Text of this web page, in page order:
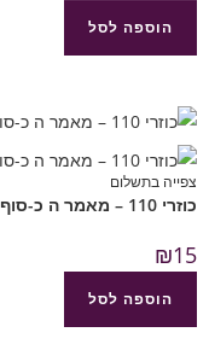
הוספה לסל
צפייה בתשלום
כוזרי 110 – מאמר ה כ-סוף
₪15
הוספה לסל